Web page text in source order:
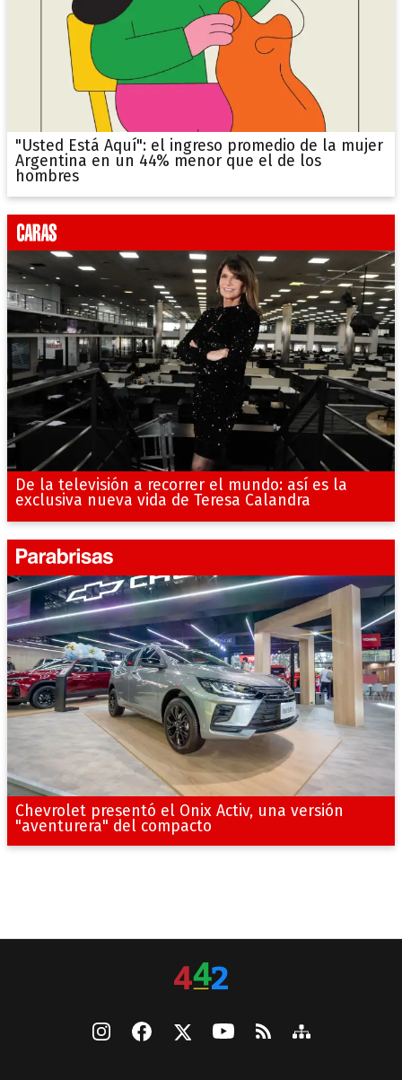
"Usted Está Aquí": el ingreso promedio de la mujer
Argentina en un 44% menor que el de los
hombres
De la televisión a recorrer el mundo: así es la
exclusiva nueva vida de Teresa Calandra
Chevrolet presentó el Onix Activ, una versión
"aventurera" del compacto